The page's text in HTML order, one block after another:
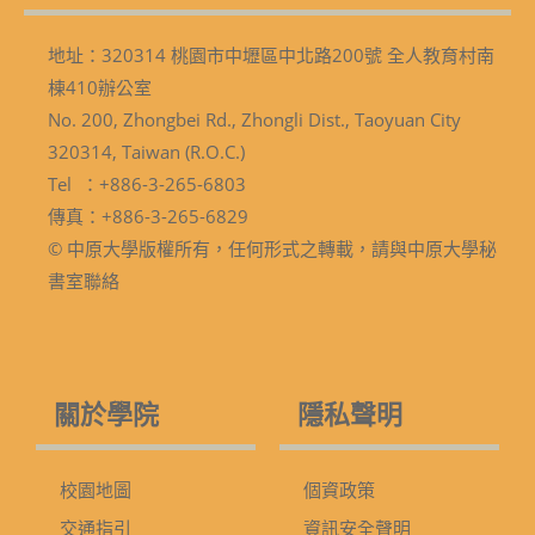
地址：320314 桃園市中壢區中北路200號 全人教育村南
棟410辦公室
No. 200, Zhongbei Rd., Zhongli Dist., Taoyuan City
320314, Taiwan (R.O.C.)
Tel ：+886-3-265-6803
傳真：+886-3-265-6829
© 中原大學版權所有，任何形式之轉載，請與中原大學秘
書室聯絡
關於學院
校園地圖
交通指引
隱私聲明
個資政策
資訊安全聲明